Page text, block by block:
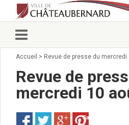
Vie municipale
Conseillers
Commissions 2026
Arrêtés du Maire
Accueil > Revue de presse du mercredi
Revue de
mercredi 10
Save